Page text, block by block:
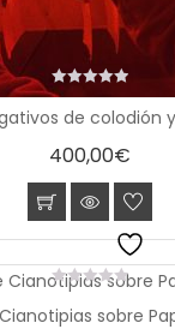
0
out
5
400,00€
sobre
out